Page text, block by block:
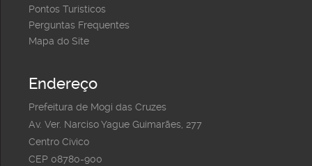
Pontos Turísticos
Perguntas Frequentes
Mapa do Site
Endereço
Prefeitura de Mogi das Cruzes
Av. Ver. Narciso Yague Guimarães, 277
Centro Cívico
CEP 08780-900